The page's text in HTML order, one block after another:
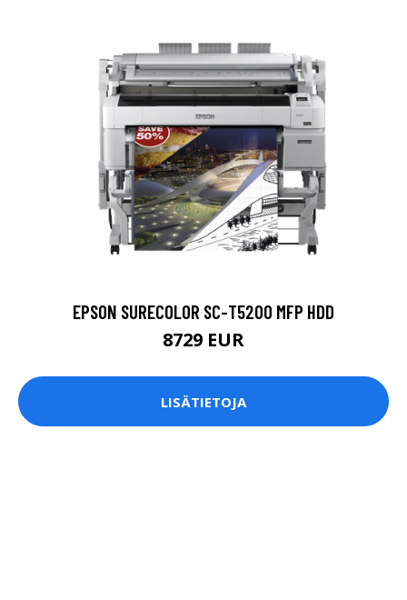
EPSON SURECOLOR SC-T5200 MFP HDD
8729 EUR
LISÄTIETOJA